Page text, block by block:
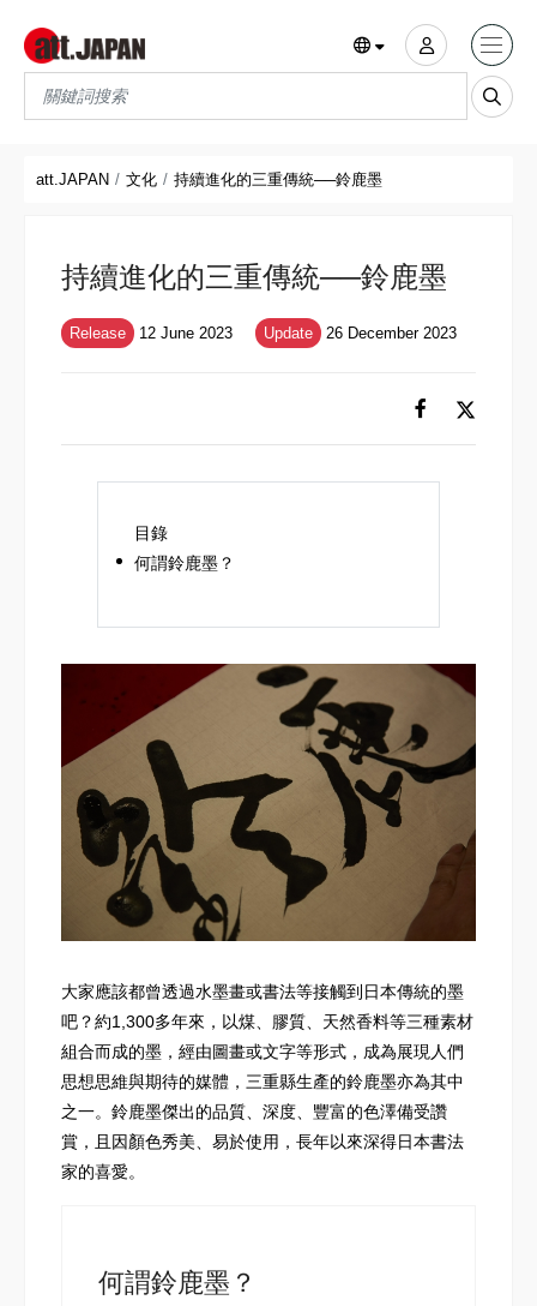
Translations title cont
att.JAPAN 文化 持續進化的三重傳統──鈴鹿墨
持續進化的三重傳統──鈴鹿墨
Release 12 June 2023 Update 26 December 2023
目錄
何謂鈴鹿墨？
大家應該都曾透過水墨畫或書法等接觸到日本傳統的墨
吧？約1,300多年來，以煤、膠質、天然香料等三種素材
組合而成的墨，經由圖畫或文字等形式，成為展現人們
思想思維與期待的媒體，三重縣生產的鈴鹿墨亦為其中
之一。鈴鹿墨傑出的品質、深度、豐富的色澤備受讚
賞，且因顏色秀美、易於使用，長年以來深得日本書法
家的喜愛。
何謂鈴鹿墨？